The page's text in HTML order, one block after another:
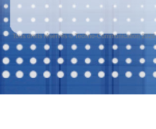
Tous droits réservés © Techno-Communication 2026